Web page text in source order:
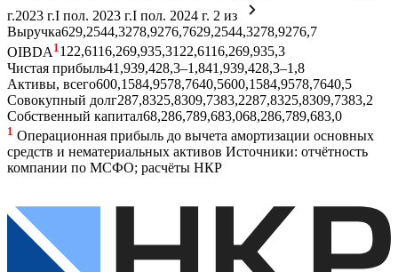
г.2023 г.I пол. 2023 г.I пол. 2024 г. 2 из
Выручка629,2544,3278,9276,7629,2544,3278,9276,7
OIBDA 1 122,6116,269,935,3122,6116,269,935,3
Чистая прибыль41,939,428,3–1,841,939,428,3–1,8
Активы, всего600,1 584,9578,7640,5600,1 584,9578,7640,5
Совокупный долг287,8325,8309,7383,2287,8325,8309,7383,2
Собственный капитал68,286,789,683,068,286,789,683,0
1 Операционная прибыль до вычета амортизации основных
средств и нематериальных активов Источники: отчётность
компании по МСФО; расчёты НКР